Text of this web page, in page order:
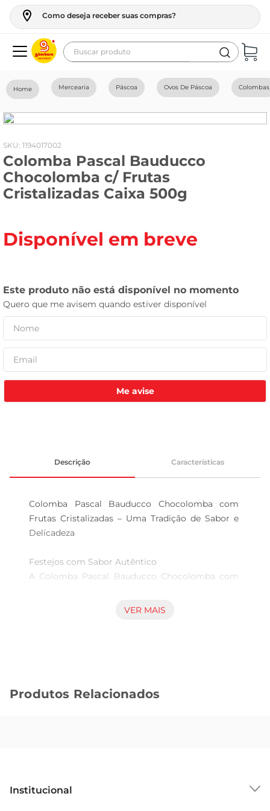
Como deseja receber suas compras?
Buscar produto
Mercearia Páscoa Ovos De Páscoa Colombas
: 1194017002
Colomba Pascal Bauducco
Chocolomba c/ Frutas
Cristalizadas Caixa 500g
Disponível em breve
Me avise
Descrição Características
Colomba Pascal Bauducco Chocolomba com
Frutas Cristalizadas – Uma Tradição de Sabor e
Delicadeza
Festejos com Sabor Autêntico
A Colomba Pascal Bauducco Chocolomba com
celebrar momentos especiais, especialmente na
combinação de chocolate e frutas proporciona
VER MAIS
Produtos Relacionados
Institucional
geladeira
fogao
café
cerveja
vinho
celular